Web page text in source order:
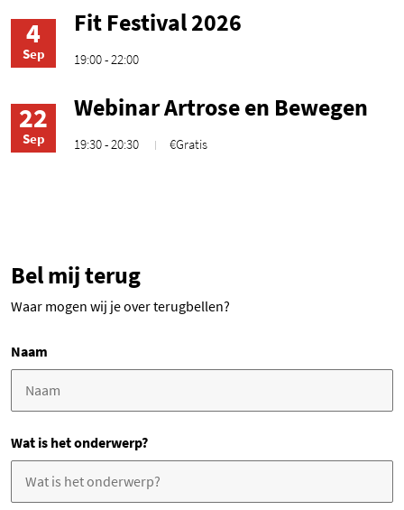
4
Sep
Fit Festival 2026
19:00 - 22:00
22
Sep
Webinar Artrose en Bewegen
19:30 - 20:30 €Gratis
Bel mij terug
Waar mogen wij je over terugbellen?
Naam
Wat is het onderwerp?